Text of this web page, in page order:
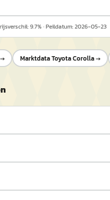
9.7% · Peildatum:2026-05-23
MarktdataToyota Corolla→